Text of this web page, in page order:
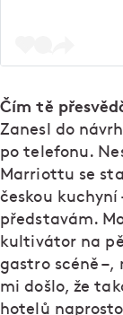
Čím tě
Zanesl do
po telefonu.
Marriottu se
českou
představám.
kultivátor na
gastro scéně
mi došlo, že
hotelů